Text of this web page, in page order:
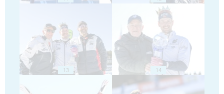
13 14